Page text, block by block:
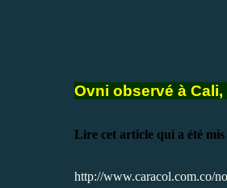
Ovni observé à
Lire cet article qui a été
http://www.caracol.com.co/